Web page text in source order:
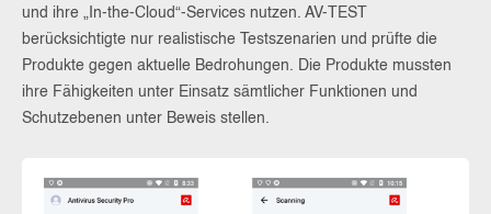
und ihre „In-the-Cloud“-Services nutzen. AV-TEST
berücksichtigte nur realistische Testszenarien und prüfte die
Produkte gegen aktuelle Bedrohungen. Die Produkte mussten
ihre Fähigkeiten unter Einsatz sämtlicher Funktionen und
Schutzebenen unter Beweis stellen.